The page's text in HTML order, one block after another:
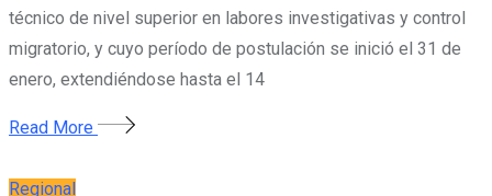
técnico de nivel superior en labores investigativas y control
migratorio, y cuyo período de postulación se inició el 31 de
enero, extendiéndose hasta el 14
Read More
Regional